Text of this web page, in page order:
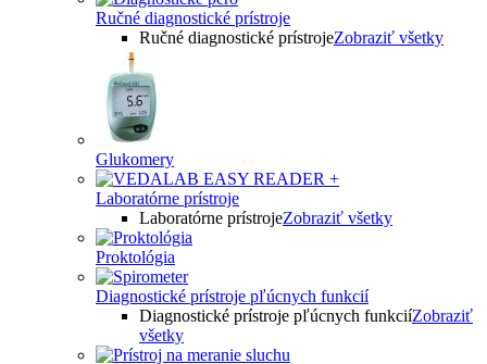
Ručné diagnostické prístroje
Ručné diagnostické prístrojeZobraziť všetky
Glukomery
Laboratórne prístroje
Laboratórne prístrojeZobraziť všetky
Proktológia
Diagnostické prístroje pľúcnych funkcií
Diagnostické prístroje pľúcnych funkciíZobraziť
všetky